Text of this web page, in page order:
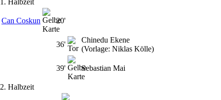
1. Halbzeit
Can Coskun 20'
36'
Chinedu Ekene
(Vorlage: Niklas Kölle)
39' Sebastian Mai
2. Halbzeit